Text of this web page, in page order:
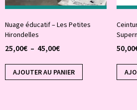
Nuage éducatif – Les Petites
Hirondelles
25,00€ – 45,00€
AJOUTER AU PANIER
50,00